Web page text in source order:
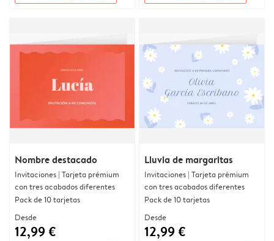
Nombre destacado
Invitaciones | Tarjeta prémium
con tres acabados diferentes
Pack de 10 tarjetas
Desde
12,99 €
Lluvia de margaritas
Invitaciones | Tarjeta prémium
con tres acabados diferentes
Pack de 10 tarjetas
Desde
12,99 €